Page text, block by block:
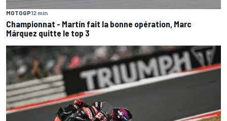
MOTOGP12 min
Championnat - Martín fait la bonne opération, Marc
Márquez quitte le top 3